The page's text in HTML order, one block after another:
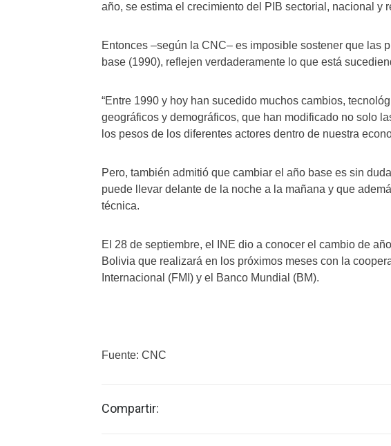
año, se estima el crecimiento del PIB sectorial, nacional y
Entonces –según la CNC– es imposible sostener que las
base (1990), reflejen verdaderamente lo que está
“Entre 1990 y hoy han sucedido muchos cambios,
geográficos y demográficos, que han modificado no solo
los pesos de los diferentes actores dentro de nuestra
Pero, también admitió que cambiar el año base es sin
puede llevar delante de la noche a la mañana y que
técnica.
El 28 de septiembre, el INE dio a conocer el cambio de
Bolivia que realizará en los próximos meses con la
Internacional (FMI) y el Banco Mundial (BM).
Fuente: CNC
Compartir: